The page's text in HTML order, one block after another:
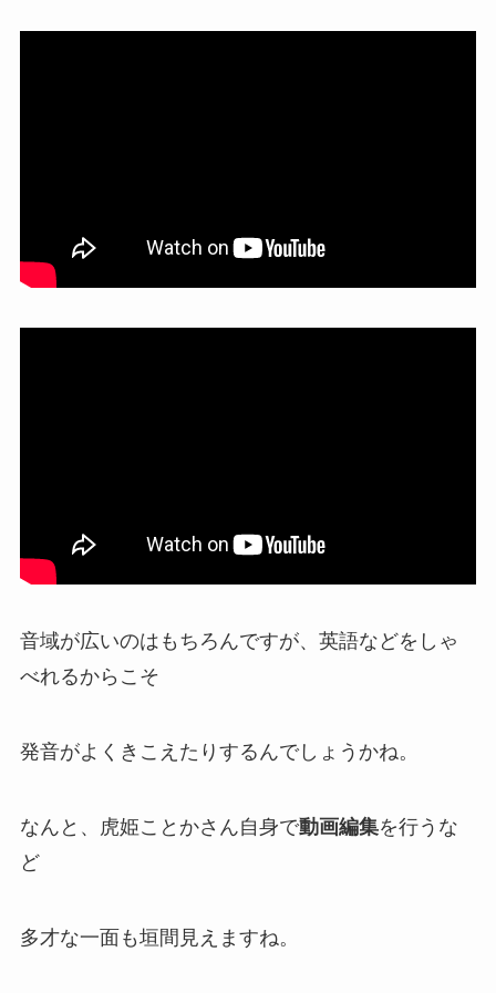
音域が広いのはもちろんですが、英語などをしゃ
べれるからこそ
発音がよくきこえたりするんでしょうかね。
なんと、虎姫ことかさん自身で動画編集を行うな
ど
多才な一面も垣間見えますね。